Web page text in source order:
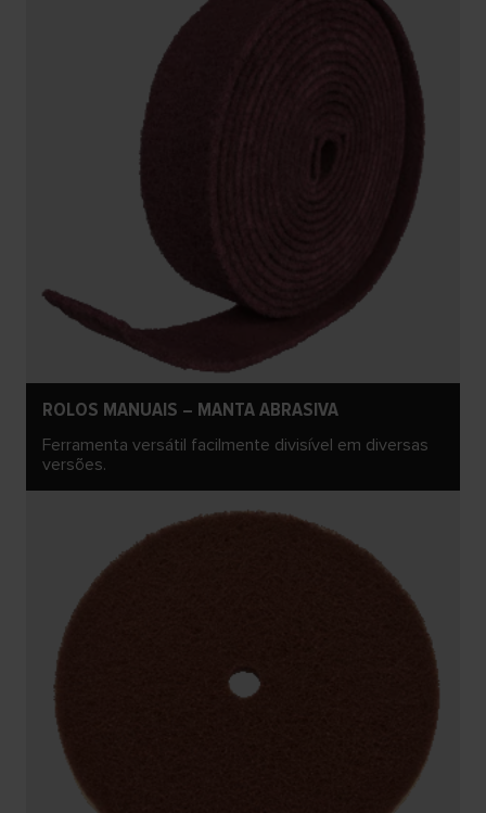
ROLOS MANUAIS – MANTA ABRASIVA
Ferramenta versátil facilmente divisível em diversas
versões.